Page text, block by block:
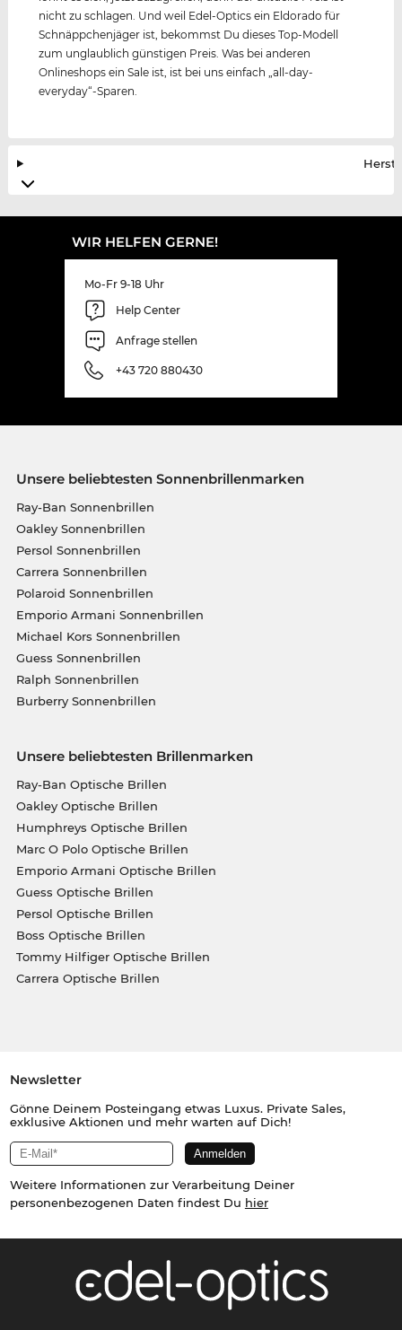
nicht zu schlagen. Und weil Edel-Optics ein Eldorado für
Schnäppchenjäger ist, bekommst Du dieses Top-Modell
zum unglaublich günstigen Preis. Was bei anderen
Onlineshops ein Sale ist, ist bei uns einfach „all-day-
everyday“-Sparen.
WIR HELFEN GERNE!
Mo-Fr 9-18 Uhr
Help Center
Anfrage stellen
+43 720 880430
Unsere beliebtesten Sonnenbrillenmarken
Ray-Ban Sonnenbrillen
Oakley Sonnenbrillen
Persol Sonnenbrillen
Carrera Sonnenbrillen
Polaroid Sonnenbrillen
Emporio Armani Sonnenbrillen
Michael Kors Sonnenbrillen
Guess Sonnenbrillen
Ralph Sonnenbrillen
Burberry Sonnenbrillen
Unsere beliebtesten Brillenmarken
Ray-Ban Optische Brillen
Oakley Optische Brillen
Humphreys Optische Brillen
Marc O Polo Optische Brillen
Emporio Armani Optische Brillen
Guess Optische Brillen
Persol Optische Brillen
Boss Optische Brillen
Tommy Hilfiger Optische Brillen
Carrera Optische Brillen
Newsletter
Gönne Deinem Posteingang etwas Luxus. Private Sales,
exklusive Aktionen und mehr warten auf Dich!
Weitere Informationen zur Verarbeitung Deiner
personenbezogenen Daten findest Du hier